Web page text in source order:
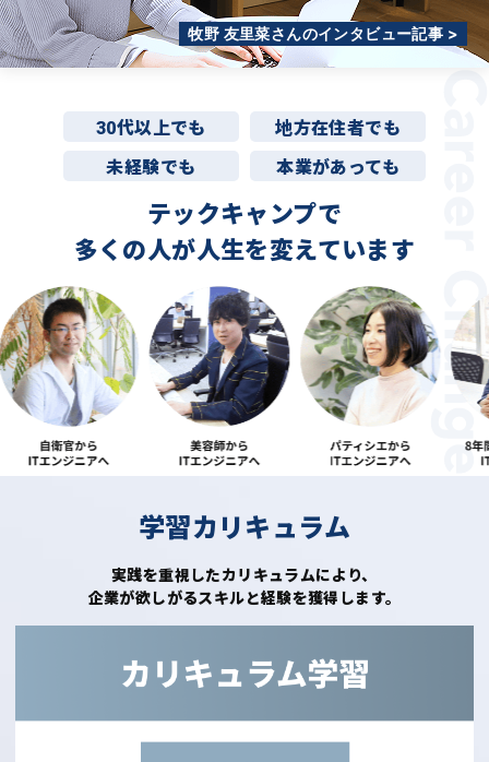
牧野 友里菜さんのインタビュー記事 >
30代以上でも
地方在住者でも
未経験でも
本業があっても
テックキャンプで
多くの人が人生を変えています
学習カリキュラム
実践を重視したカリキュラムにより、
企業が欲しがるスキルと経験を獲得します。